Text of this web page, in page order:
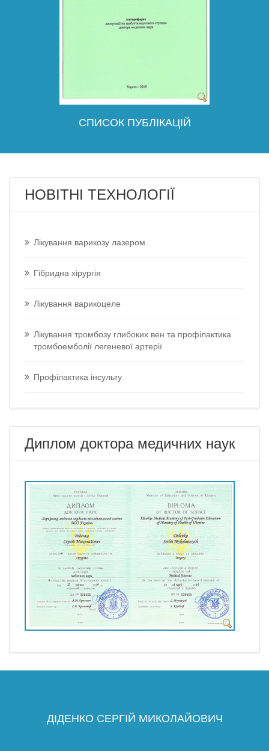
СПИСОК ПУБЛІКАЦІЙ
НОВІТНІ ТЕХНОЛОГІЇ
Лікування варикозу лазером
Гібридна хірургія
Лікування варикоцеле
Лікування тромбозу глибоких вен та профілактика
тромбоемболії легеневої артерії
Профілактика інсульту
Диплом доктора медичних наук
ДІДЕНКО СЕРГІЙ МИКОЛАЙОВИЧ